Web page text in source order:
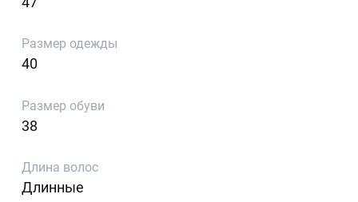
Размер одежды
40
Размер обуви
38
Длина волос
Длинные